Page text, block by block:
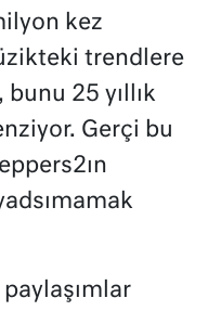
kez
trendlere
25 yıllık
Gerçi bu